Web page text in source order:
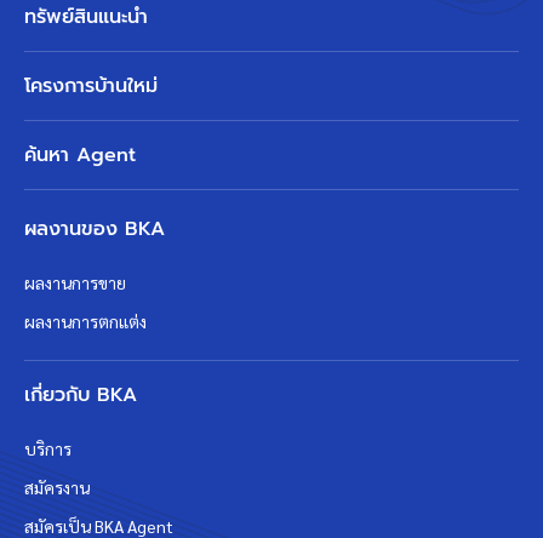
ทรัพย์สินแนะนำ
โครงการบ้านใหม่
ค้นหา Agent
ผลงานของ BKA
ผลงานการขาย
ผลงานการตกแต่ง
เกี่ยวกับ BKA
บริการ
สมัครงาน
สมัครเป็น BKA Agent